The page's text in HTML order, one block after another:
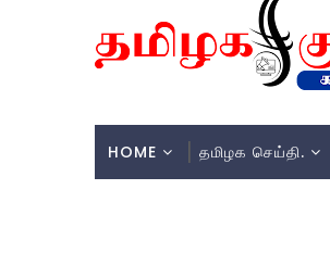
HOME தமிழக செய்தி.